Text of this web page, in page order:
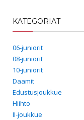
KATEGORIAT
06-juniorit
08-juniorit
10-juniorit
Daamit
Edustusjoukkue
Hiihto
II-joukkue